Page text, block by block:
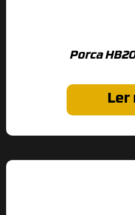
Porca
Ler